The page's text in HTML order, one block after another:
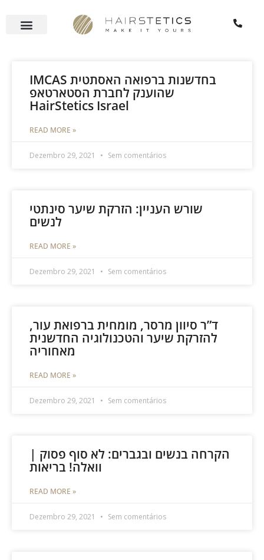
content
IMCAS בחדשנות ברפואה האסתטית
שהוענק לחברת הסטארטאפ
HairStetics Israel
READ MORE »
Dezembro 29, 2021 Sem comentários
שורש העניין: הזרקת שיער סינתטי
לנשים
READ MORE »
Dezembro 29, 2021 Sem comentários
ד”ר סיוון מרסר, מומחית ברפואת עור,
להזרקת שיער והטכנולוגיה החדשנית
מאחוריה
READ MORE »
Dezembro 29, 2021 Sem comentários
הקרחה בנשים ובגברים: לא סוף פסוק |
וואלה! בריאות
READ MORE »
Dezembro 29, 2021 Sem comentários